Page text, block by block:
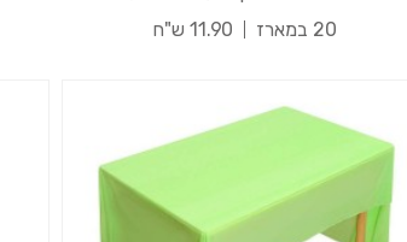
20 במארז 11.90 ש"ח